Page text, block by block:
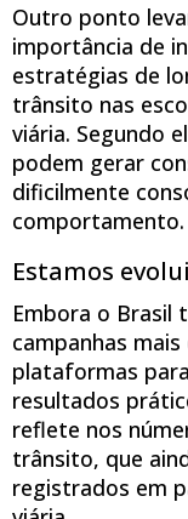
Outro ponto
importância de
estratégias de
trânsito nas
viária. Segundo
podem gerar
dificilmente
comportamento.
Estamos
Embora o Brasil
campanhas
plataformas
resultados
reflete nos
trânsito, que
registrados em